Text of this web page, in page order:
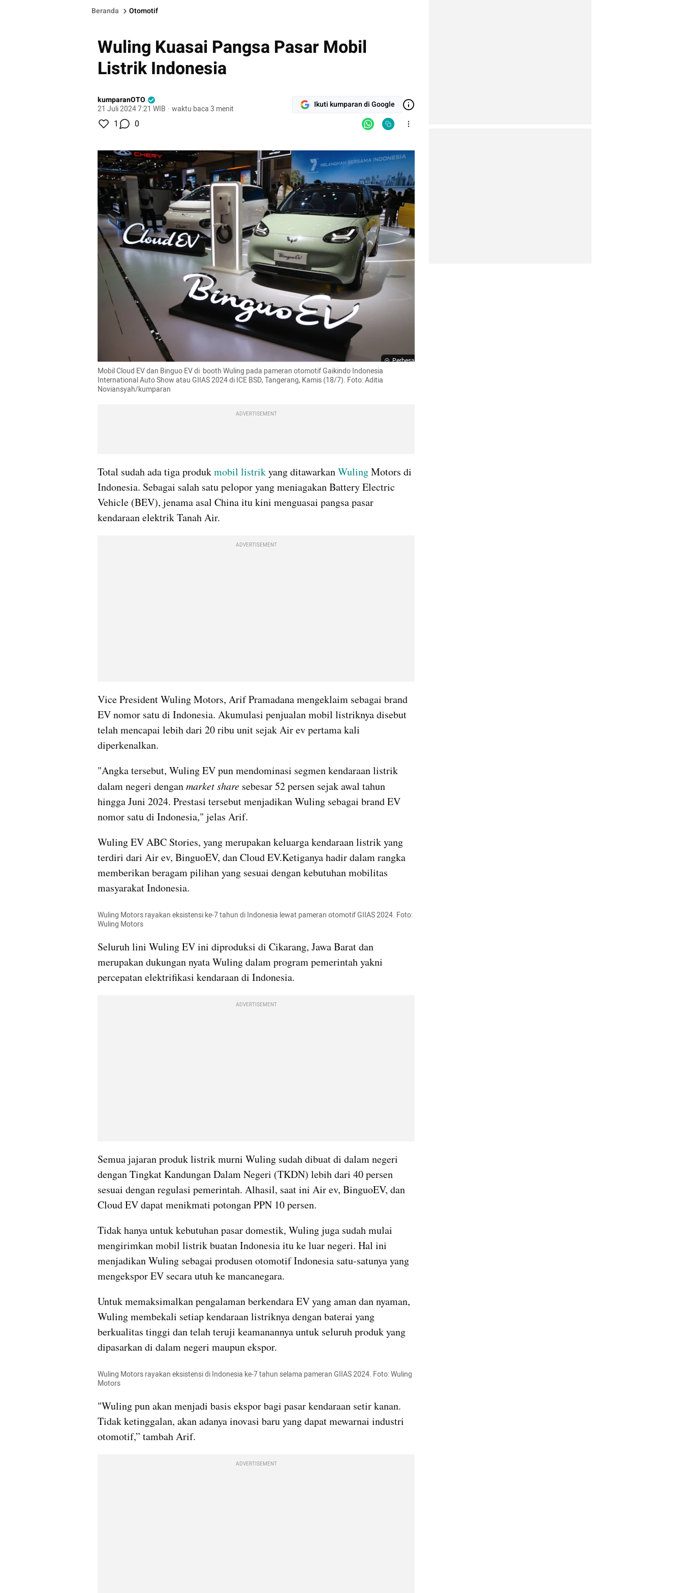
Beranda Otomotif
Wuling Kuasai Pangsa Pasar Mobil
Listrik Indonesia
kumparanOTO
21 Juli 2024 7:21 WIB · waktu baca 3 menit Ikuti kumparan di Google
1 0
Perbesar
Mobil Cloud EV dan Binguo EV di  booth Wuling pada pameran otomotif Gaikindo Indonesia
International Auto Show atau GIIAS 2024 di ICE BSD, Tangerang, Kamis (18/7). Foto: Aditia
Noviansyah/kumparan
ADVERTISEMENT
Total sudah ada tiga produk mobil listrik yang ditawarkan Wuling Motors di
Indonesia. Sebagai salah satu pelopor yang meniagakan Battery Electric
Vehicle (BEV), jenama asal China itu kini menguasai pangsa pasar
kendaraan elektrik Tanah Air.
ADVERTISEMENT
Vice President Wuling Motors, Arif Pramadana mengeklaim sebagai brand
EV nomor satu di Indonesia. Akumulasi penjualan mobil listriknya disebut
telah mencapai lebih dari 20 ribu unit sejak Air ev pertama kali
diperkenalkan.
"Angka tersebut, Wuling EV pun mendominasi segmen kendaraan listrik
dalam negeri dengan market share sebesar 52 persen sejak awal tahun
hingga Juni 2024. Prestasi tersebut menjadikan Wuling sebagai brand EV
nomor satu di Indonesia," jelas Arif.
Wuling EV ABC Stories, yang merupakan keluarga kendaraan listrik yang
terdiri dari Air ev, BinguoEV, dan Cloud EV.Ketiganya hadir dalam rangka
memberikan beragam pilihan yang sesuai dengan kebutuhan mobilitas
masyarakat Indonesia.
Wuling Motors rayakan eksistensi ke-7 tahun di Indonesia lewat pameran otomotif GIIAS 2024. Foto:
Wuling Motors
Seluruh lini Wuling EV ini diproduksi di Cikarang, Jawa Barat dan
merupakan dukungan nyata Wuling dalam program pemerintah yakni
percepatan elektrifikasi kendaraan di Indonesia.
ADVERTISEMENT
Semua jajaran produk listrik murni Wuling sudah dibuat di dalam negeri
dengan Tingkat Kandungan Dalam Negeri (TKDN) lebih dari 40 persen
sesuai dengan regulasi pemerintah. Alhasil, saat ini Air ev, BinguoEV, dan
Cloud EV dapat menikmati potongan PPN 10 persen.
Tidak hanya untuk kebutuhan pasar domestik, Wuling juga sudah mulai
mengirimkan mobil listrik buatan Indonesia itu ke luar negeri. Hal ini
menjadikan Wuling sebagai produsen otomotif Indonesia satu-satunya yang
mengekspor EV secara utuh ke mancanegara.
Untuk memaksimalkan pengalaman berkendara EV yang aman dan nyaman,
Wuling membekali setiap kendaraan listriknya dengan baterai yang
berkualitas tinggi dan telah teruji keamanannya untuk seluruh produk yang
dipasarkan di dalam negeri maupun ekspor.
Wuling Motors rayakan eksistensi di Indonesia ke-7 tahun selama pameran GIIAS 2024. Foto: Wuling
Motors
"Wuling pun akan menjadi basis ekspor bagi pasar kendaraan setir kanan.
Tidak ketinggalan, akan adanya inovasi baru yang dapat mewarnai industri
otomotif,” tambah Arif.
ADVERTISEMENT